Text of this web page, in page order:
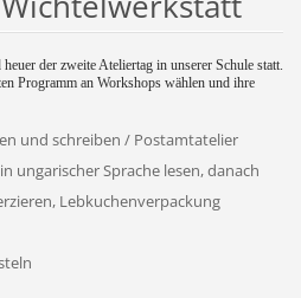
der zweite Ateliertag in unserer Schule statt.
Programm an Workshops wählen und ihre
und schreiben / Postamtatelier
ungarischer Sprache lesen, danach
Lebkuchenverpackung